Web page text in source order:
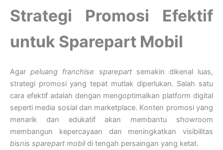
Strategi Promosi Efektif
untuk Sparepart Mobil
Agarpeluang franchise sparepartsemakin dikenal luas,
strategi promosi yang tepat mutlak diperlukan. Salah satu
cara efektif adalah dengan mengoptimalkan platform digital
seperti media sosial dan marketplace. Konten promosi yang
menarik dan edukatif akan membantu showroom
membangun kepercayaan dan meningkatkan visibilitas
bisnis sparepart mobildi tengah persaingan yang ketat.